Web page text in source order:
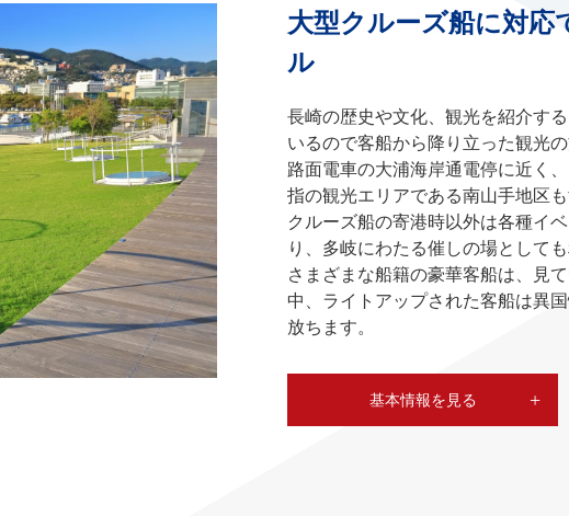
大型クルーズ船に対応
ル
長崎の歴史や文化、観光を紹介す
いるので客船から降り立った観光の
路面電車の大浦海岸通電停に近く
指の観光エリアである南山手地区
クルーズ船の寄港時以外は各種イ
り、多岐にわたる催しの場として
さまざまな船籍の豪華客船は、見
中、ライトアップされた客船は異
放ちます。
基本情報を見る